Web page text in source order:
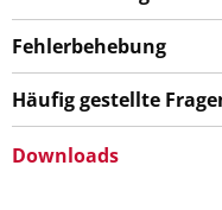
Fehlerbehebung
Häufig gestellte
Downloads